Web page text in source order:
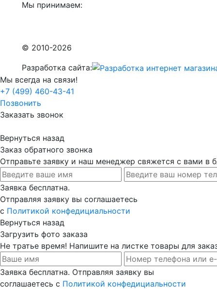
Мы принимаем:
© 2010-2026
Разработка сайта:
Мы всегда на связи!
+7 (499) 460-43-41
Позвонить
Заказать звонок
Вернуться назад
Заказ обратного звонка
Отправьте заявку и наш менеджер свяжется с вами в
Заявка бесплатна.
Отправляя заявку вы соглашаетесь
с Политикой конфедициальности
Вернуться назад
Загрузить фото заказа
Не тратье время! Напишите на листке товары для
Заявка бесплатна. Отправляя заявку вы
соглашаетесь с Политикой конфедициальности